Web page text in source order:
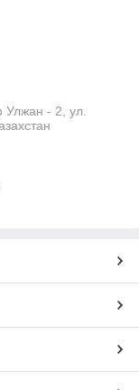
Улжан - 2, ул.